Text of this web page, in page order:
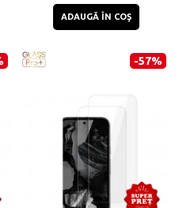
ADAUGĂ ÎN COŞ
-57%